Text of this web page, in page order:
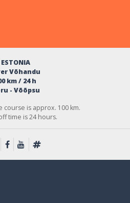
ESTONIA
Võhandu
km / 24 h
- Võõpsu
course is approx. 100 km.
time is 24 hours.